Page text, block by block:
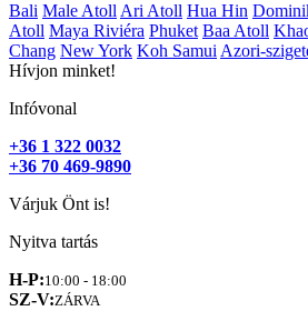
Bali Male Atoll Ari Atoll Hua Hin
Atoll Maya Riviéra Phuket Baa Atoll
Chang New York Koh Samui Azori-
Hívjon minket!
Infóvonal
+36 1 322 0032
+36 70 469-9890
Várjuk Önt is!
Nyitva tartás
H-P:10:00 - 18:00
SZ-V:ZÁRVA